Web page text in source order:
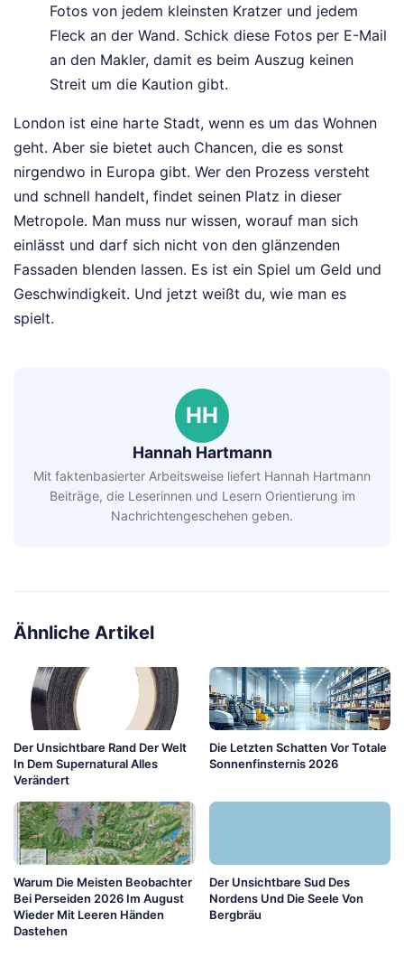
Fotos von jedem kleinsten Kratzer und jedem
Fleck an der Wand. Schick diese Fotos per E-Mail
an den Makler, damit es beim Auszug keinen
Streit um die Kaution gibt.
London ist eine harte Stadt, wenn es um das Wohnen
geht. Aber sie bietet auch Chancen, die es sonst
nirgendwo in Europa gibt. Wer den Prozess versteht
und schnell handelt, findet seinen Platz in dieser
Metropole. Man muss nur wissen, worauf man sich
einlässt und darf sich nicht von den glänzenden
Fassaden blenden lassen. Es ist ein Spiel um Geld und
Geschwindigkeit. Und jetzt weißt du, wie man es
spielt.
HH
Hannah Hartmann
Mit faktenbasierter Arbeitsweise liefert Hannah Hartmann
Beiträge, die Leserinnen und Lesern Orientierung im
Nachrichtengeschehen geben.
Ähnliche Artikel
Der Unsichtbare Rand Der Welt
In Dem Supernatural Alles
Verändert
Die Letzten Schatten Vor Totale
Sonnenfinsternis 2026
Warum Die Meisten Beobachter
Bei Perseiden 2026 Im August
Wieder Mit Leeren Händen
Dastehen
Der Unsichtbare Sud Des
Nordens Und Die Seele Von
Bergbräu